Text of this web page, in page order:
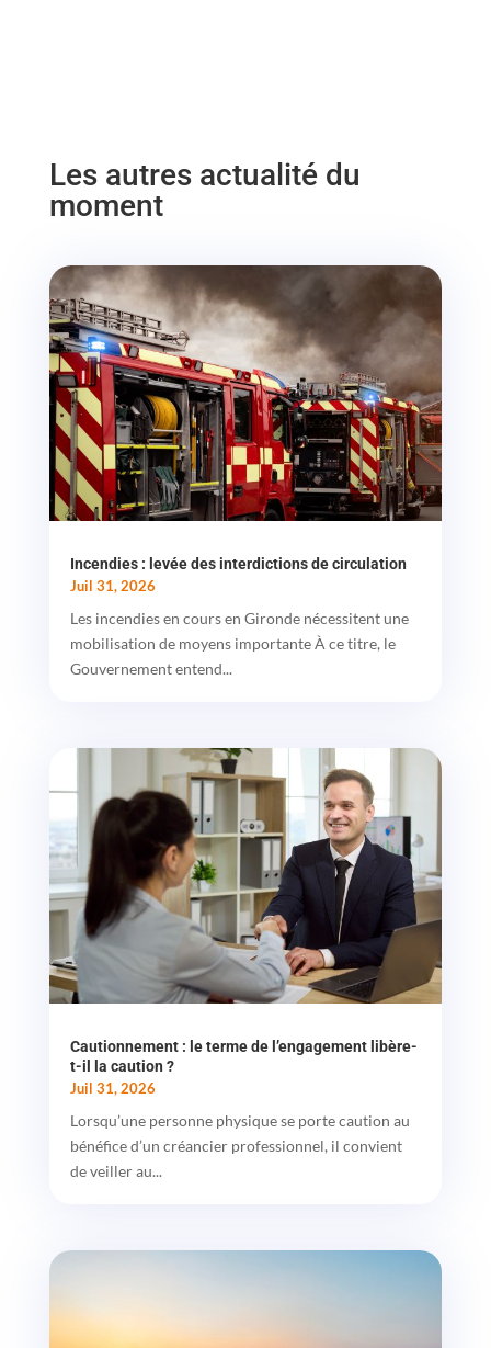
Les autres actualité du
moment
Incendies : levée des interdictions de circulation
Juil 31, 2026
Les incendies en cours en Gironde nécessitent une
mobilisation de moyens importante À ce titre, le
Gouvernement entend...
Cautionnement : le terme de l’engagement libère-
t-il la caution ?
Juil 31, 2026
Lorsqu’une personne physique se porte caution au
bénéfice d’un créancier professionnel, il convient
de veiller au...